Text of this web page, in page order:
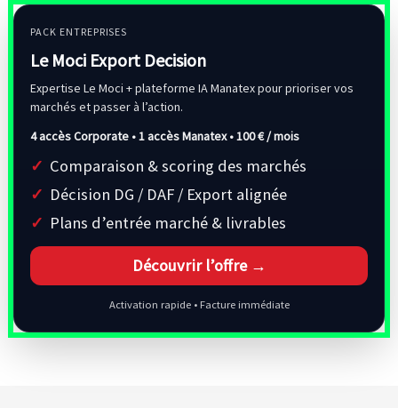
PACK ENTREPRISES
Le Moci Export Decision
Expertise Le Moci + plateforme IA Manatex pour prioriser vos
marchés et passer à l’action.
4 accès Corporate • 1 accès Manatex •100 € / mois
Comparaison & scoring des marchés
Décision DG / DAF / Export alignée
Plans d’entrée marché & livrables
Découvrir l’offre →
Activation rapide • Facture immédiate